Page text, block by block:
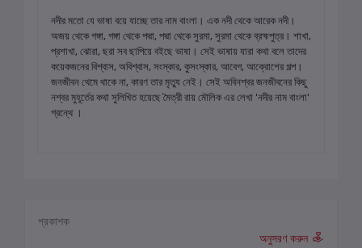
নদীর মতো যে ভাষা বয়ে যাচ্ছে তার নাম বাংলা। এক নদী থেকে আরেক নদী।
অজয় থেকে গঙ্গা, গঙ্গা থেকে পদ্মা, পদ্মা থেকে সুরমা, সুরমা থেকে ব্রহ্মপুত্র। শাখা,
প্রশাখা, ঝোরা, ছরা সব ছাপিয়ে বইছে ভাষা। সেই ভাষায় যারা কথা বলে তাদের
কয়েকজনের বিশ্বাস, অবিশ্বাস, সংস্কার, কুসংস্কার, আবেগ, আক্রোশের গল্প।
জনজীবন থেমে থাকে না, কারণ তার মৃত্যু নেই। সেই অবিনশ্বর জনজীবনের কিছু
নশ্বর মুহূর্তের কথা সুলিখিত হয়েছে মৈত্রী রায় মৌলিক এর লেখা 'নদীর নাম বাংলা'
গ্রন্থে ।
প্রকাশক
অনুসরণ করুন